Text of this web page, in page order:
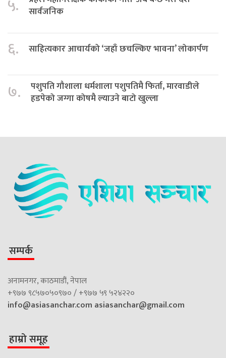
५.
सार्वजनिक
६. साहित्यकार आचार्यको ‘जहाँ छचल्किए भावना’ लोकार्पण
७.
पशुपति गौशाला धर्मशाला पशुपतिमै फिर्ता, मारवाडीले
हडपेको जग्गा कोषमै ल्याउने बाटो खुल्ला
सम्पर्क
अनामनगर, काठमाडौं, नेपाल
+९७७ ९८५७०५०९७० / +९७७ ५९ ५२४२२०
info@asiasanchar.com asiasanchar@gmail.com
हाम्रो समूह